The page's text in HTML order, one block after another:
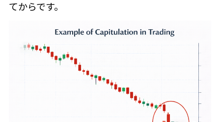
てからです。